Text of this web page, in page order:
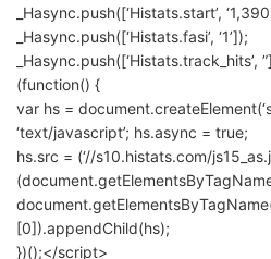
_Hasync.push([‘Histats.start’,
_Hasync.push([‘Histats.fasi’, ‘1’]);
_Hasync.push([‘Histats.track_hits’,
(function() {
var hs =
‘text/javascript’; hs.async = true;
hs.src = (‘//s10.histats.com/
[0]).appendChild(hs);
})();</script>